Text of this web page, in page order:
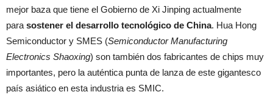
mejor baza que tiene el Gobierno de Xi Jinping actualmente
para sostener el desarrollo tecnológico de China. Hua Hong
Semiconductor y SMES (Semiconductor Manufacturing
Electronics Shaoxing) son también dos fabricantes de chips muy
importantes, pero la auténtica punta de lanza de este gigantesco
país asiático en esta industria es SMIC.